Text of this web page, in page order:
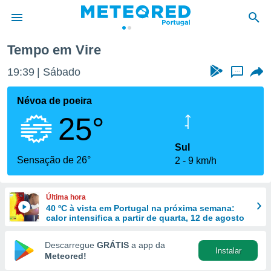
da
foi
fornecidas
a este
das
e
forma
digital
Tempo em Vire
19:39 Sábado ...
Névoa de poeira
25°
Sensação de 26°
Sul
2
9 km/h
Última hora
40 ºC à vista em Portugal na próxima semana:
calor intensifica a partir de quarta, 12 de agosto
Descarregue GRÁTIS a app da
Meteored!
Instalar